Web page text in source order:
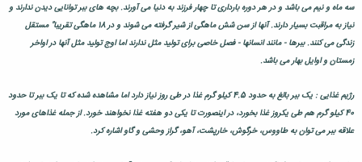
سه ماه و نیم می باشد و در هر دوره بارداری تا چهار فرزند به دنیا می آورند. بچه های ببر توانایی دیدن ندارند و
نیاز به مراقبت بسیار دارند. آنها از سن شش ماهگی از شیر گرفته می شوند و در 18 ماهگی تقریبا" مستقل
زندگی می کنند. ببرها - مانند انسانها - فصل خاصی برای تولید مثل ندارند اما اوج تولید مثل آنها در اواخر
زمستان و اوایل بهار می باشد.
رژیم غذایی : یک ببر بالغ به حدود 4.5 کیلو گرم غذا در طی روز نیاز دارد اما مشاهده شده که تا یک ببر تا حدود
40 کیلو گرم هم طی یکروز غذا بخورد، در اینصورت تا یکی دو هفته غذا نخواهند خورد. از جمله غذاهای مورد
علاقه ببر می توان به طاووس، خرگوش، خارپشت، آهو، گراز وحشی و گاو اشاره کرد.